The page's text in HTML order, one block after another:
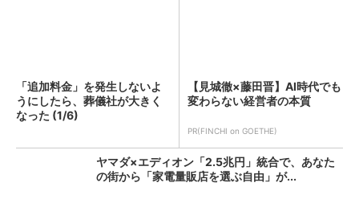
「追加料金」を発生しないよ
うにしたら、葬儀社が大きく
なった (1/6)
【見城徹×藤田晋】AI時代でも
変わらない経営者の本質
PR(FINCHI on GOETHE)
ヤマダ×エディオン「2.5兆円」統合で、あなた
の街から「家電量販店を選ぶ自由」が...